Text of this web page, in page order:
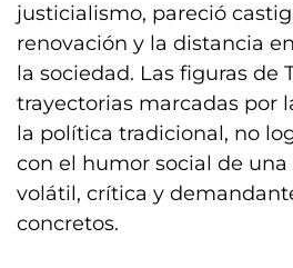
justicialismo, pareció
renovación y la distancia
la sociedad. Las figuras de
trayectorias marcadas por
la política tradicional, no
con el humor social de
volátil, crítica y
concretos.